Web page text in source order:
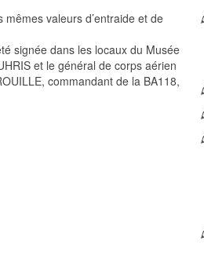
valeurs d’entraide et de
signée dans les locaux du Musée
et le général de corps aérien
commandant de la BA118,